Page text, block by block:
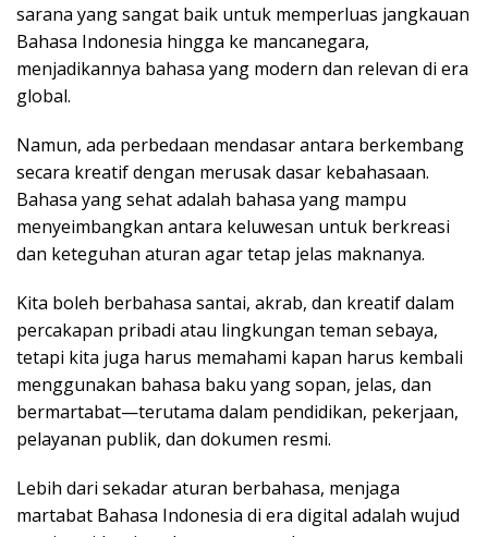
sarana yang sangat baik untuk memperluas jangkauan
Bahasa Indonesia hingga ke mancanegara,
menjadikannya bahasa yang modern dan relevan di era
global.
Namun, ada perbedaan mendasar antara berkembang
secara kreatif dengan merusak dasar kebahasaan.
Bahasa yang sehat adalah bahasa yang mampu
menyeimbangkan antara keluwesan untuk berkreasi
dan keteguhan aturan agar tetap jelas maknanya.
Kita boleh berbahasa santai, akrab, dan kreatif dalam
percakapan pribadi atau lingkungan teman sebaya,
tetapi kita juga harus memahami kapan harus kembali
menggunakan bahasa baku yang sopan, jelas, dan
bermartabat—terutama dalam pendidikan, pekerjaan,
pelayanan publik, dan dokumen resmi.
Lebih dari sekadar aturan berbahasa, menjaga
martabat Bahasa Indonesia di era digital adalah wujud